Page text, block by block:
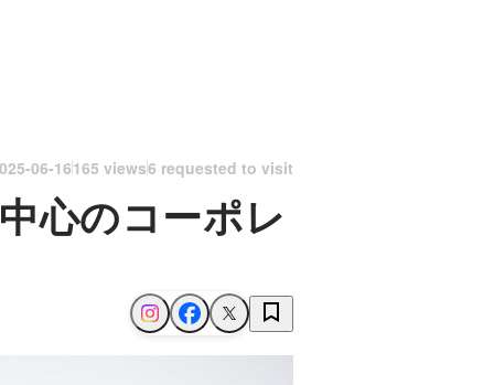
06-16165 views6 requested to visit
心のコーポレ